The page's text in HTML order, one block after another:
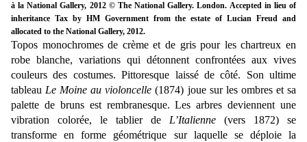
à la National Gallery, 2012 © The National Gallery. London. Accepted in lieu of
inheritance Tax by HM Government from the estate of Lucian Freud and
allocated to the National Gallery, 2012.
Topos monochromes de crème et de gris pour les chartreux en
robe blanche, variations qui détonnent confrontées aux vives
couleurs des costumes. Pittoresque laissé de côté. Son ultime
tableau Le Moine au violoncelle (1874) joue sur les ombres et sa
palette de bruns est rembranesque.Les arbres deviennent une
vibration colorée, le tablier de L’Italienne (vers 1872)
se
transforme en forme géométrique sur laquelle se déploie la